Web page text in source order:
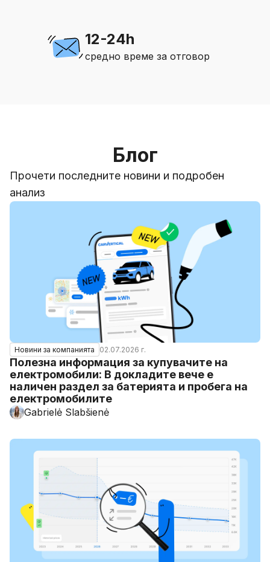
12-24h
средно време за отговор
Блог
Прочети последните новини и подробен
анализ
Новини за компанията 02.07.2026 г.
Полезна информация за купувачите на
електромобили: В докладите вече е
наличен раздел за батерията и пробега на
електромобилите
Gabrielė Slabšienė